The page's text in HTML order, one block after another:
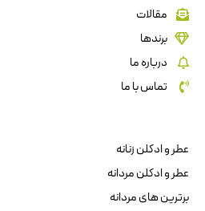
مقالات
برندها
درباره ما
تماس با ما
عطر و ادکلن زنانه
عطر و ادکلن مردانه
برترین های مردانه